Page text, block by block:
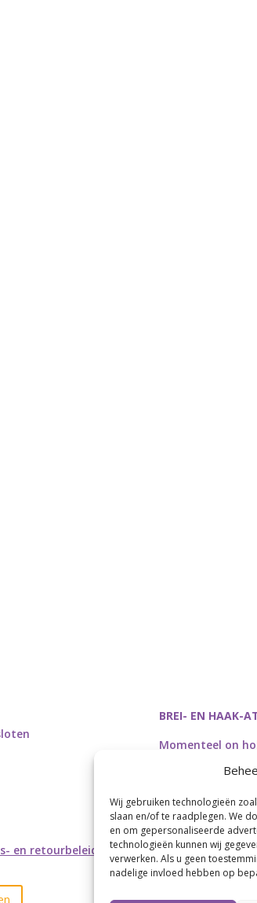
Wij gebruiken technologieën
slaan en/of te raadplegen. We
en om gepersonaliseerde
technologieën kunnen wij
verwerken. Als u geen
nadelige invloed hebben op
en retourbeleid
BREI- EN HAAK-
Momenteel on
Heropstart
Webdesign by